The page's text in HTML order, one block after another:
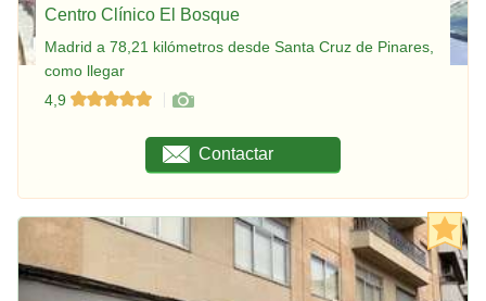
Centro Clínico El Bosque
Madrid a 78,21 kilómetros desde Santa Cruz de Pinares,
como llegar
4,9
Contactar